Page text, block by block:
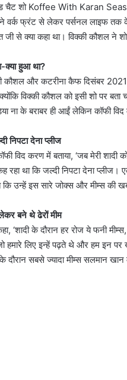
चैट शो Koffee With Karan Season
फ्रंट से लेकर पर्सनल लाइफ तक के
जी से क्या कहा था। विक्की कौशल ने
क्या हुआ था?
कौशल और कटरीना कैफ दिसंबर
विक्की कौशल को इसी शो पर
ना के बराबर ही आईं लेकिन कॉफी
निपटा देना प्लीज
विद करण में बताया, ‘जब मेरी
था कि जल्दी निपटा देना प्लीज।
कि उन्हें इस सारे जोक्स और मीम्स की
बने थे ढेरों मीम
‘शादी के दौरान हर रोज ये फनी
हमारे लिए इन्हें पढ़ते थे और हम इन
के दौरान सबसे ज्यादा मीम्स सलमान